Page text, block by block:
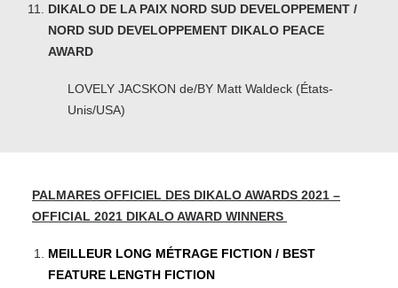
DIKALO DE LA PAIX NORD SUD DEVELOPPEMENT /
NORD SUD DEVELOPPEMENT DIKALO PEACE
AWARD
LOVELY JACSKON de/BY Matt Waldeck (États-
Unis/USA)
PALMARES OFFICIEL DES DIKALO AWARDS 2021 –
OFFICIAL 2021 DIKALO AWARD WINNERS
MEILLEUR LONG MÉTRAGE FICTION / BEST
FEATURE LENGTH FICTION